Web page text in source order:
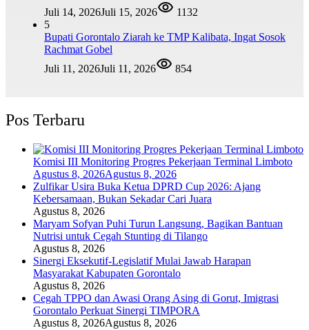
Juli 14, 2026Juli 15, 2026
1132
5
Bupati Gorontalo Ziarah ke TMP Kalibata, Ingat Sosok
Rachmat Gobel
Juli 11, 2026Juli 11, 2026 854
Pos Terbaru
Komisi III Monitoring Progres Pekerjaan Terminal Limboto
Agustus 8, 2026Agustus 8, 2026
Zulfikar Usira Buka Ketua DPRD Cup 2026: Ajang
Kebersamaan, Bukan Sekadar Cari Juara
Agustus 8, 2026
Maryam Sofyan Puhi Turun Langsung, Bagikan Bantuan
Nutrisi untuk Cegah Stunting di Tilango
Agustus 8, 2026
Sinergi Eksekutif-Legislatif Mulai Jawab Harapan
Masyarakat Kabupaten Gorontalo
Agustus 8, 2026
Cegah TPPO dan Awasi Orang Asing di Gorut, Imigrasi
Gorontalo Perkuat Sinergi TIMPORA
Agustus 8, 2026Agustus 8, 2026